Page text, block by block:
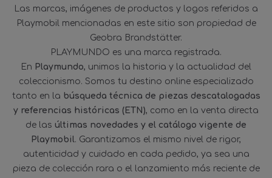
Las marcas, imágenes de productos y logos referidos a
Playmobil mencionadas en este sitio son propiedad de
Geobra Brandstätter.
PLAYMUNDO es una marca registrada.
En Playmundo, unimos la historia y la actualidad del
coleccionismo. Somos tu destino online especializado
tanto en la búsqueda técnica de piezas descatalogadas
y referencias históricas (ETN), como en la venta directa
de las últimas novedades y el catálogo vigente de
Playmobil. Garantizamos el mismo nivel de rigor,
autenticidad y cuidado en cada pedido, ya sea una
pieza de colección rara o el lanzamiento más reciente de